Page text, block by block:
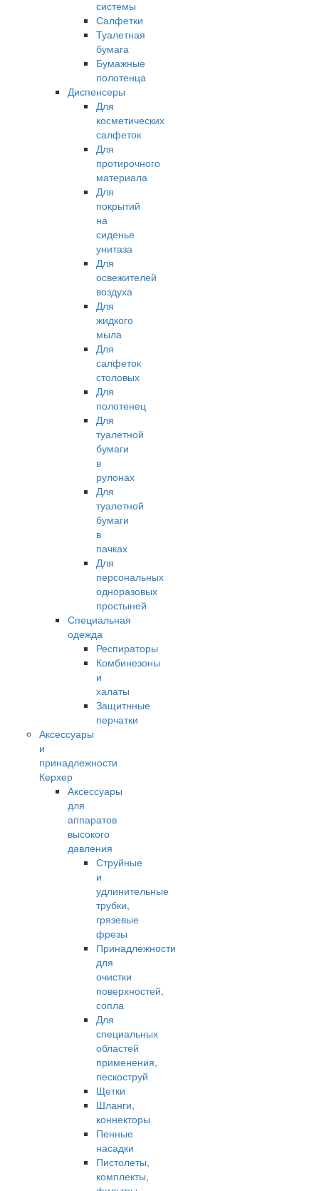
системы
Салфетки
Туалетная
бумага
Бумажные
полотенца
Диспенсеры
Для
косметических
салфеток
Для
протирочного
материала
Для
покрытий
на
сиденье
унитаза
Для
освежителей
воздуха
Для
жидкого
мыла
Для
салфеток
столовых
Для
полотенец
Для
туалетной
бумаги
в
рулонах
Для
туалетной
бумаги
в
пачках
Для
персональных
одноразовых
простыней
Специальная
одежда
Респираторы
Комбинезоны
и
халаты
Защитнные
перчатки
Аксессуары
и
принадлежности
Керхер
Аксессуары
для
аппаратов
высокого
давления
Струйные
и
удлинительные
трубки,
грязевые
фрезы
Принадлежности
для
очистки
поверхностей,
сопла
Для
специальных
областей
применения,
пескоструй
Щетки
Шланги,
коннекторы
Пенные
насадки
Пистолеты,
комплекты,